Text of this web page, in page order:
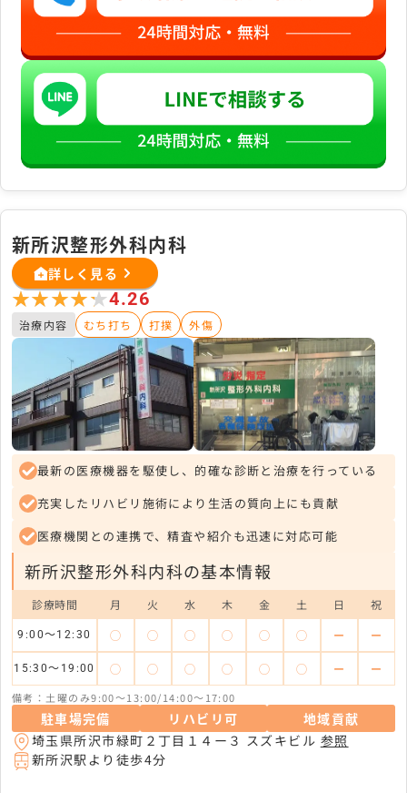
新所沢整形外科内科
詳しく見る
★★★★★
★★★★★4.26
治療内容 むち打ち 打撲 外傷
最新の医療機器を駆使し、的確な診断と治療を行っている
充実したリハビリ施術により生活の質向上にも貢献
医療機関との連携で、精査や紹介も迅速に対応可能
新所沢整形外科内科の基本情報
診療時間 月 火 水 木 金 土 日 祝
9:00～12:30 ◯ ◯ ◯ ◯ ◯ ◯ ー ー
15:30～19:00 ◯ ◯ ◯ ◯ ◯ ◯ ー ー
備考：土曜のみ9:00～13:00/14:00～17:00
駐車場完備 リハビリ可
地域貢献
埼玉県所沢市緑町２丁目１４ー３ スズキビル 参照
新所沢駅より徒歩4分